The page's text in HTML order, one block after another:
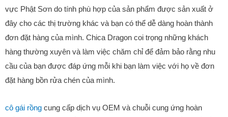
vực Phật Sơn do tính phù hợp của sản phẩm được sản xuất ở
đây cho các thị trường khác và bạn có thể dễ dàng hoàn thành
đơn đặt hàng của mình. Chica Dragon coi trọng những khách
hàng thường xuyên và làm việc chăm chỉ để đảm bảo rằng nhu
cầu của bạn được đáp ứng mỗi khi bạn làm việc với họ về đơn
đặt hàng bồn rửa chén của mình.
cô gái rồng cung cấp dịch vụ OEM và chuỗi cung ứng hoàn